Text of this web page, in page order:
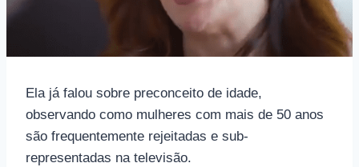
Ela já falou sobre preconceito de idade,
observando como mulheres com mais de 50 anos
são frequentemente rejeitadas e sub-
representadas na televisão.